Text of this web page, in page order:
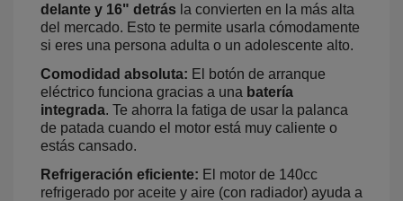
delante y 16" detrás la convierten en la más alta
del mercado. Esto te permite usarla cómodamente
si eres una persona adulta o un adolescente alto.
Comodidad absoluta: El botón de arranque
eléctrico funciona gracias a una batería
integrada. Te ahorra la fatiga de usar la palanca
de patada cuando el motor está muy caliente o
estás cansado.
Refrigeración eficiente: El motor de 140cc
refrigerado por aceite y aire (con radiador) ayuda a